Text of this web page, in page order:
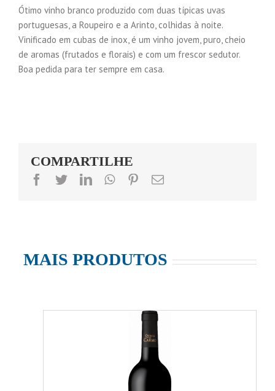
Ótimo vinho branco produzido com duas típicas uvas
portuguesas, a Roupeiro e a Arinto, colhidas à noite.
Vinificado em cubas de inox, é um vinho jovem, puro, cheio
de aromas (frutados e florais) e com um frescor sedutor.
Boa pedida para ter sempre em casa.
COMPARTILHE
facebook
twitterlinkedinwhatsapppinterestEmail
MAIS PRODUTOS